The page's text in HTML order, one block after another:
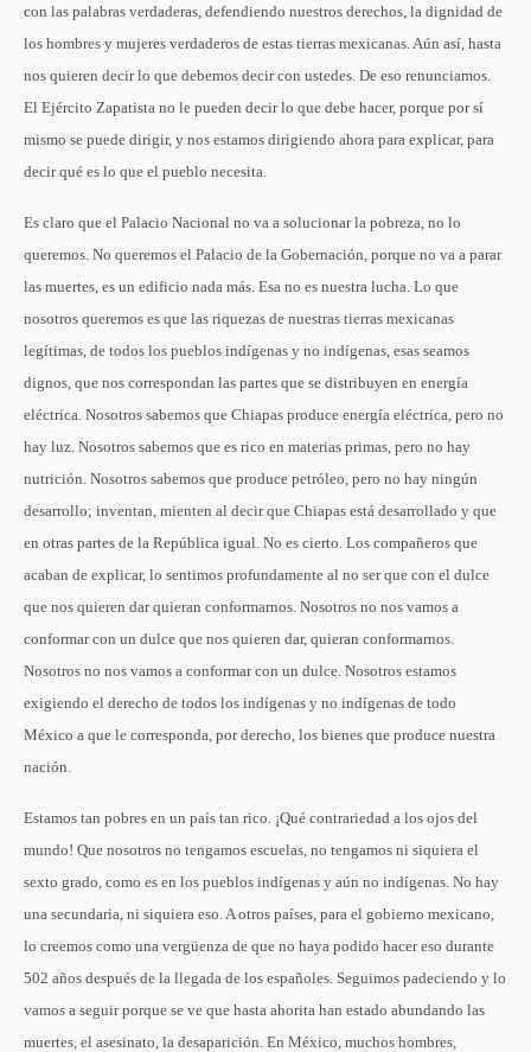
con las palabras verdaderas, defendiendo nuestros derechos, la dignidad de
los hombres y mujeres verdaderos de estas tierras mexicanas. Aún así, hasta
nos quieren decir lo que debemos decir con ustedes. De eso renunciamos.
El Ejército Zapatista no le pueden decir lo que debe hacer, porque por sí
mismo se puede dirigir, y nos estamos dirigiendo ahora para explicar, para
decir qué es lo que el pueblo necesita.
Es claro que el Palacio Nacional no va a solucionar la pobreza, no lo
queremos. No queremos el Palacio de la Gobernación, porque no va a parar
las muertes, es un edificio nada más. Esa no es nuestra lucha. Lo que
nosotros queremos es que las riquezas de nuestras tierras mexicanas
legítimas, de todos los pueblos indígenas y no indígenas, esas seamos
dignos, que nos correspondan las partes que se distribuyen en energía
eléctrica. Nosotros sabemos que Chiapas produce energía eléctrica, pero no
hay luz. Nosotros sabemos que es rico en materias primas, pero no hay
nutrición. Nosotros sabemos que produce petróleo, pero no hay ningún
desarrollo; inventan, mienten al decir que Chiapas está desarrollado y que
en otras partes de la República igual. No es cierto. Los compañeros que
acaban de explicar, lo sentimos profundamente al no ser que con el dulce
que nos quieren dar quieran conformarnos. Nosotros no nos vamos a
conformar con un dulce que nos quieren dar, quieran conformarnos.
Nosotros no nos vamos a conformar con un dulce. Nosotros estamos
exigiendo el derecho de todos los indígenas y no indígenas de todo
México a que le corresponda, por derecho, los bienes que produce nuestra
nación.
Estamos tan pobres en un país tan rico. ¡Qué contrariedad a los ojos del
mundo! Que nosotros no tengamos escuelas, no tengamos ni siquiera el
sexto grado, como es en los pueblos indígenas y aún no indígenas. No hay
una secundaria, ni siquiera eso. A otros países, para el gobierno mexicano,
lo creemos como una vergüenza de que no haya podido hacer eso durante
502 años después de la llegada de los españoles. Seguimos padeciendo y lo
vamos a seguir porque se ve que hasta ahorita han estado abundando las
muertes, el asesinato, la desaparición. En México, muchos hombres,